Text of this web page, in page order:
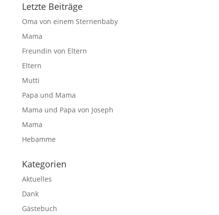
Letzte Beiträge
Oma von einem Sternenbaby
Mama
Freundin von Eltern
Eltern
Mutti
Papa und Mama
Mama und Papa von Joseph
Mama
Hebamme
Kategorien
Aktuelles
Dank
Gästebuch